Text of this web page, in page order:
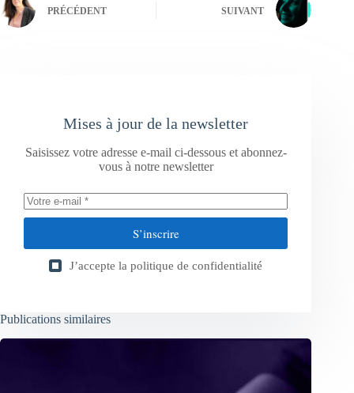
PRÉCÉDENT SUIVANT
Mises à jour de la newsletter
Saisissez votre adresse e-mail ci-dessous et abonnez-
vous à notre newsletter
S’inscrire
J’accepte la politique de confidentialité
Publications similaires